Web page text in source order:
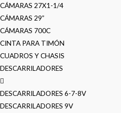
CÁMARAS 27X1-1/4
CÁMARAS 29”
CÁMARAS 700C
CINTA PARA TIMÓN
CUADROS Y CHASIS
DESCARRILADORES
DESCARRILADORES 6-7-8V
DESCARRILADORES 9V